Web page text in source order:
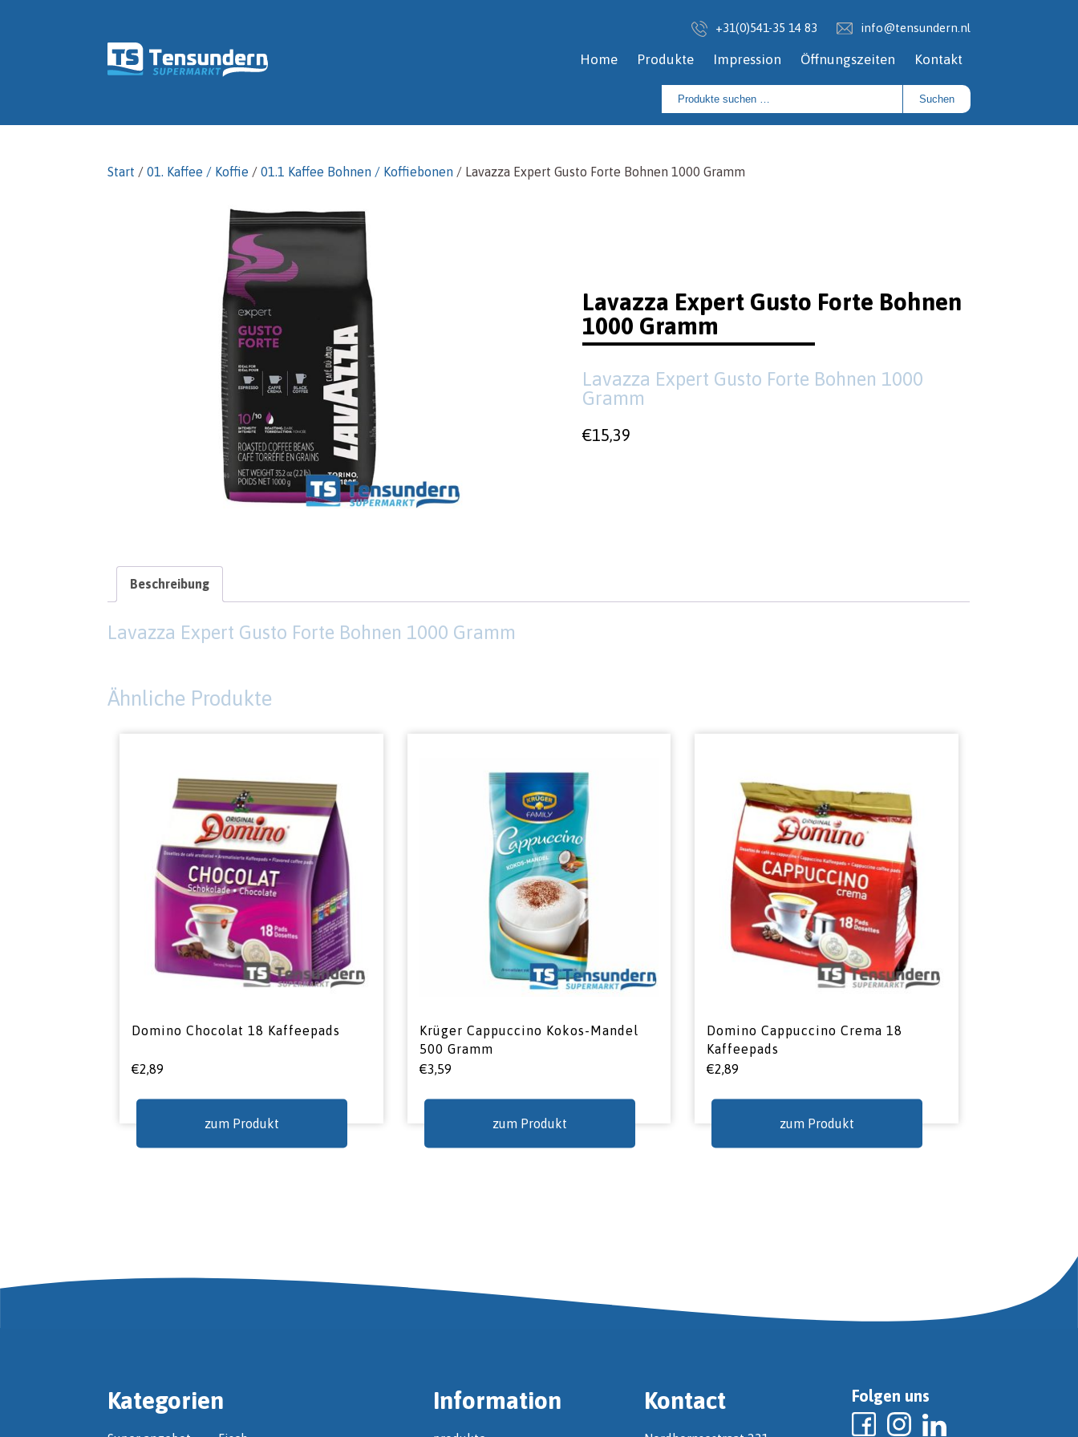
+31(0)541-35 14 83 info@tensundern.nl
Home Produkte Impression Öffnungszeiten Kontakt
Suchen
nach:
Suchen
Start /01. Kaffee / Koffie /01.1 Kaffee Bohnen / Koffiebonen / Lavazza Expert Gusto Forte Bohnen 1000 Gramm
Lavazza Expert Gusto Forte Bohnen
1000 Gramm
Lavazza Expert Gusto Forte Bohnen 1000
Gramm
€15,39
Beschreibung
Lavazza Expert Gusto Forte Bohnen 1000 Gramm
Ähnliche Produkte
Domino Chocolat 18 Kaffeepads
€2,89
zum Produkt
Krüger Cappuccino Kokos-Mandel
500 Gramm
€3,59
zum Produkt
Domino Cappuccino Crema 18
Kaffeepads
€2,89
zum Produkt
Kategorien Information Kontact Folgen uns